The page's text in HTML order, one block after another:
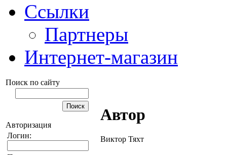
Ссылки
Партнеры
Интернет-магазин
Поиск по сайту
Авторизация
Логин:
Автор
Виктор Тяхт